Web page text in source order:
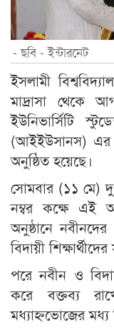
- ছবি - ইন্টারনেট
ইসলামী
মাদ্রাসা থেকে
ইউনিভার্সিটি
(আইইউসানস) এর
অনুষ্ঠিত হয়েছে।
সোমবার (১১ মে)
নম্বর কক্ষে এই
অনুষ্ঠানে
বিদায়ী
পরে নবীন ও
করে বক্তব্য
মধ্যাহ্নভোজের মধ্য